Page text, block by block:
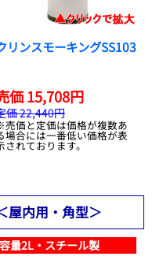
リンスモーキングSS103
価 15,708円
価 22,440円
価と定価は価格が複数あ
場合には一番低い価格が表
されております。
内用・角型＞
容量2L・スチール製